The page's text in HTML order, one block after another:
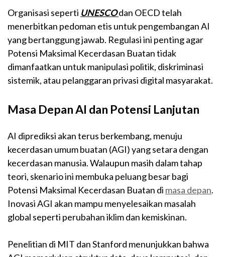
Organisasi seperti UNESCOdan OECD telah
menerbitkan pedoman etis untuk pengembangan AI
yang bertanggung jawab. Regulasi ini penting agar
Potensi Maksimal Kecerdasan Buatan tidak
dimanfaatkan untuk manipulasi politik, diskriminasi
sistemik, atau pelanggaran privasi digital masyarakat.
Masa Depan AI dan Potensi Lanjutan
AI diprediksi akan terus berkembang, menuju
kecerdasan umum buatan (AGI) yang setara dengan
kecerdasan manusia. Walaupun masih dalam tahap
teori, skenario ini membuka peluang besar bagi
Potensi Maksimal Kecerdasan Buatan di masa depan.
Inovasi AGI akan mampu menyelesaikan masalah
global seperti perubahan iklim dan kemiskinan.
Penelitian di MIT dan Stanford menunjukkan bahwa